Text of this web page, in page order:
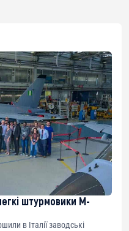
штурмовики M-
в Італії заводські